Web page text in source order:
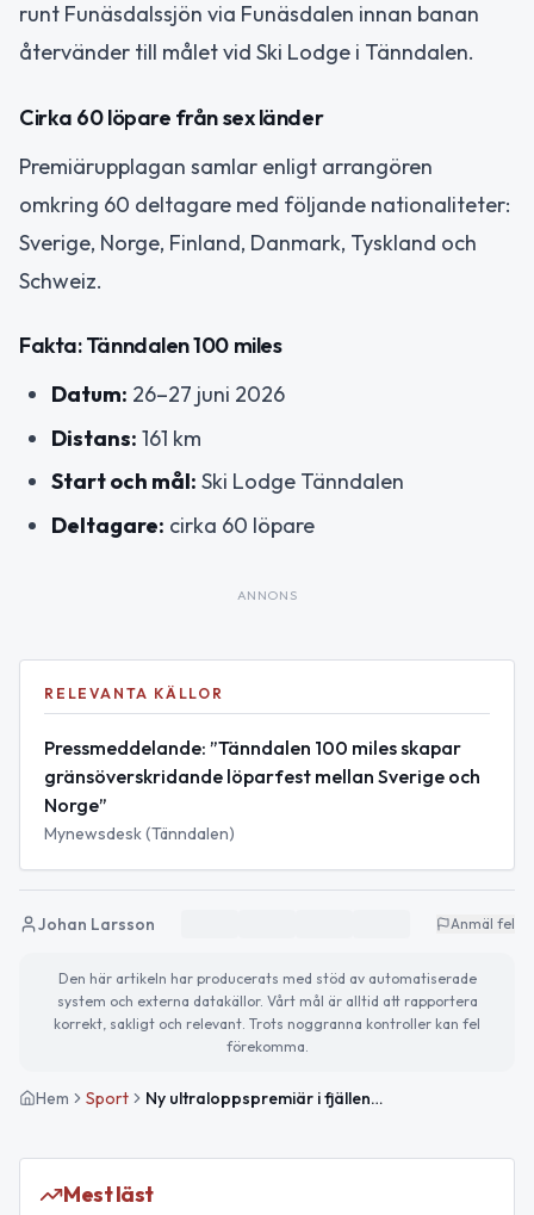
runt Funäsdalssjön via Funäsdalen innan banan
återvänder till målet vid Ski Lodge i Tänndalen.
Cirka 60 löpare från sex länder
Premiärupplagan samlar enligt arrangören
omkring 60 deltagare med följande nationaliteter:
Sverige, Norge, Finland, Danmark, Tyskland och
Schweiz.
Fakta: Tänndalen 100 miles
Datum: 26–27 juni 2026
Distans: 161 km
Start och mål: Ski Lodge Tänndalen
Deltagare: cirka 60 löpare
ANNONS
RELEVANTA KÄLLOR
Pressmeddelande: ”Tänndalen 100 miles skapar
gränsöverskridande löparfest mellan Sverige och
Norge”
Mynewsdesk (Tänndalen)
Johan Larsson Anmäl fel
Den här artikeln har producerats med stöd av automatiserade
system och externa datakällor. Vårt mål är alltid att rapportera
korrekt, sakligt och relevant. Trots noggranna kontroller kan fel
förekomma.
Hem Sport Ny ultraloppspremiär i fjällen: Tänndalen 100 miles går även in i Norge
Mest läst